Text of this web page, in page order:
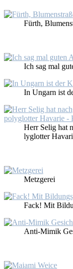
Fürth,
Ich sag mal
In Un­garn ist
Herr Se­lig hat
ly­glot­ter
Metz­ge­rei
Fack! Mit
An­ti-Mi­mik